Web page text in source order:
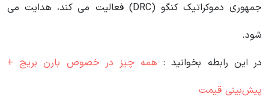
جمهوری دموکراتیک کنگو (DRC) فعالیت می کند، هدایت می
شود.
در این رابطه بخوانید‌ : همه چیز در خصوص بارن بریج +
پیش‌بینی قیمت